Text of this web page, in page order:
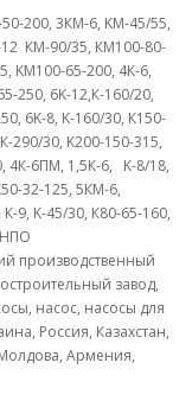
200, 3КМ-6, KM-45/55,
12 КМ-90/35, КМ100-80-
KM100-65-200, 4К-6,
250, 6K-12,К-160/20,
6K-8, K-160/30, К150-
290/30, K200-150-315,
4К-6ПМ, 1,5К-6, K-8/18,
32-125, 5КМ-6,
9, K-45/30, К80-65-160,
НПО
производственный
завод,
насос, насосы для
Россия, Казахстан,
Армения,